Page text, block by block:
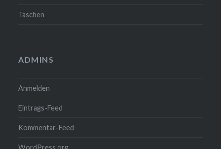
Taschen
ADMINS
Anmelden
Eintrags-Feed
Kommentar-Feed
WordPress.org